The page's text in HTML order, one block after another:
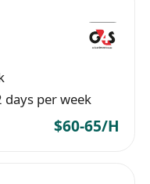
解簡單工作指示及
立工作，適應通宵
者優先考慮，無經
per week
$60-65/H